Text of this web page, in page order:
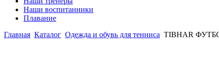
Наши воспитанники
Плавание
Главная Каталог Одежда и обувь для тенниса TIBHAR